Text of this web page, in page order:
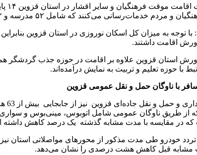
خدمات‌رسانی می‌کنند که شامل ۵۲ مدرسه و ۲ مرکز رفاهی است.
اقامت داشتند.
استان قزوین علاوه بر اقامت در حوزه جذب گردشگر
با حوزه تعلیم و تربیت به نمایش درآمده‌اند.
مشابه قبل کاهش هشت درصدی را نشان می‌دهد.